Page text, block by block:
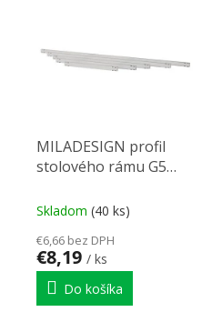
MILADESIGN profil
stolového rámu G5
Skladom (40 ks)
€6,66 bez DPH
€8,19 / ks
Do košíka